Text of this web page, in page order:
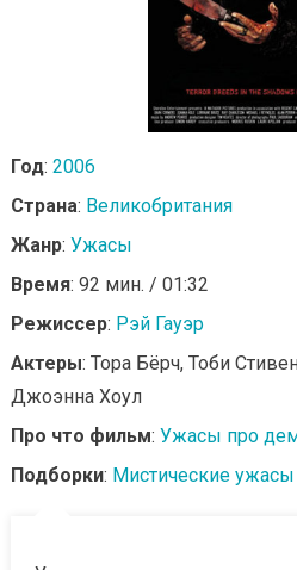
Год: 2006
Страна: Великобритания
Жанр: Ужасы
Время: 92 мин. / 01:32
Режиссер: Рэй Гауэр
Актеры: Тора Бёрч, Тоби
Джоэнна Хоул
Про что фильм: Ужасы про
Подборки: Мистические ужасы